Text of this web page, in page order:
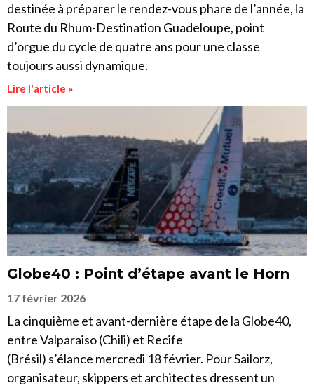
destinée à préparer le rendez-vous phare de l’année, la
Route du Rhum-Destination Guadeloupe, point
d’orgue du cycle de quatre ans pour une classe
toujours aussi dynamique.
Lire l'article »
Globe40 : Point d’étape avant le Horn
17 février 2026
La cinquième et avant-dernière étape de la Globe40,
entre Valparaiso (Chili) et Recife
(Brésil) s’élance mercredi 18 février. Pour Sailorz,
organisateur, skippers et architectes dressent un